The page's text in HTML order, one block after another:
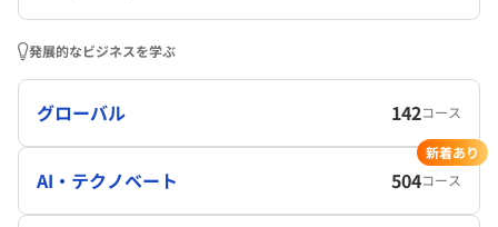
発展的なビジネスを学ぶ
グローバル 142コース
AI・テクノベート 504コース
新着あり